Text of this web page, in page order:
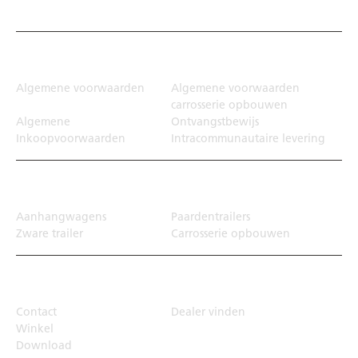
Algemene voorwaarden
Algemene voorwaarden
carrosserie opbouwen
Algemene
Inkoopvoorwaarden
Ontvangstbewijs
Intracommunautaire levering
Aanhangwagens
Paardentrailers
Zware trailer
Carrosserie opbouwen
Contact
Dealer vinden
Winkel
Download